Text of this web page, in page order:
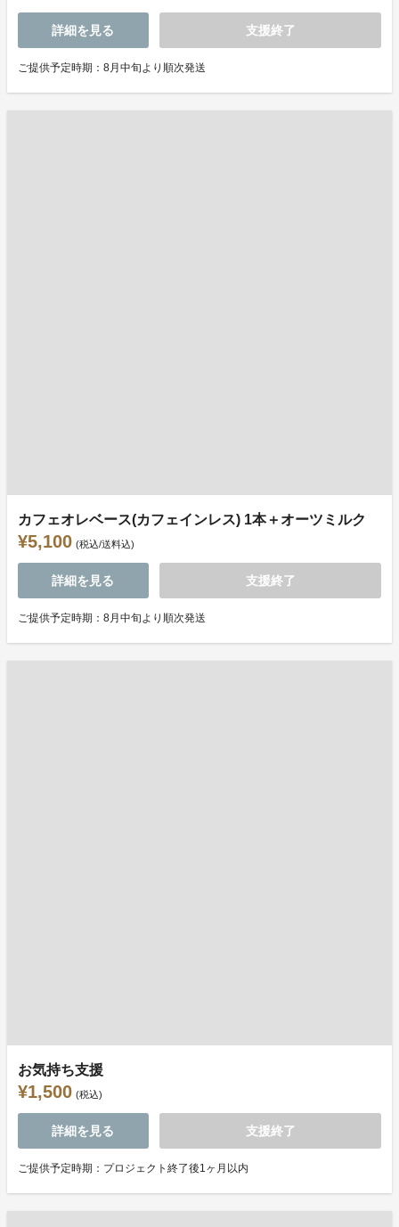
詳細を見る 支援終了
ご提供予定時期：8月中旬より順次発送
カフェオレベース(カフェインレス) 1本＋オーツミルク
¥5,100 (税込/送料込)
詳細を見る 支援終了
ご提供予定時期：8月中旬より順次発送
お気持ち支援
¥1,500 (税込)
詳細を見る 支援終了
ご提供予定時期：プロジェクト終了後1ヶ月以内